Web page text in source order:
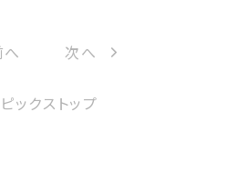
へ 次へ
ピックストップ